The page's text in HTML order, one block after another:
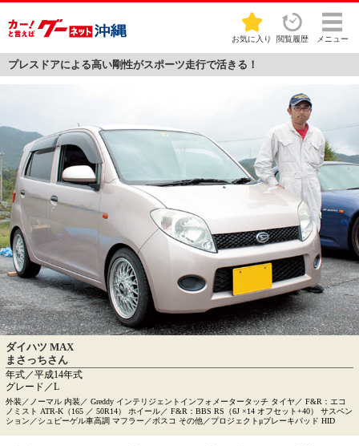
お気に入り 閲覧履歴 メニュー
プレスドアによる高い剛性がスポーツ走行で活きる！
ダイハツ MAX
まさっちさん
年式／平成14年式
グレード／L
外装／ノーマル 内装／ Greddy インテリジェントインフォメータータッチ タイヤ／ F&R：エコ
ノミスト ATR-K（165 ／ 50R14） ホイール／ F&R：BBS RS（6J ×14 オフセット+40） サスペン
ション／シュピーゲル車高調 マフラー／ボスコ その他／プロジェクトμブレーキパッド HID